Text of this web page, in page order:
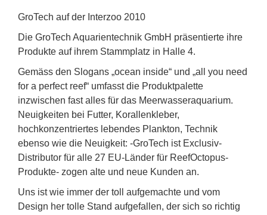
GroTech auf der Interzoo 2010
Die GroTech Aquarientechnik GmbH präsentierte ihre
Produkte auf ihrem Stammplatz in Halle 4.
Gemäss den Slogans „ocean inside“ und „all you need
for a perfect reef“ umfasst die Produktpalette
inzwischen fast alles für das Meerwasseraquarium.
Neuigkeiten bei Futter, Korallenkleber,
hochkonzentriertes lebendes Plankton, Technik
ebenso wie die Neuigkeit: -GroTech ist Exclusiv-
Distributor für alle 27 EU-Länder für ReefOctopus-
Produkte- zogen alte und neue Kunden an.
Uns ist wie immer der toll aufgemachte und vom
Design her tolle Stand aufgefallen, der sich so richtig